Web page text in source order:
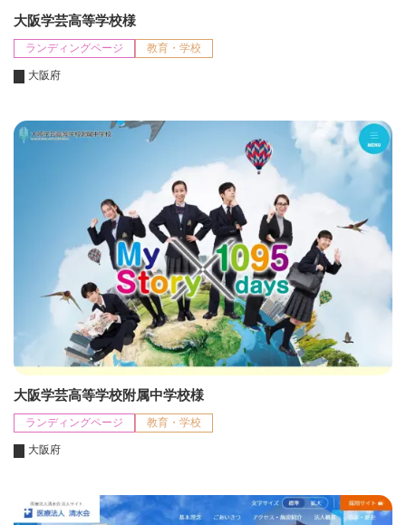
大阪学芸高等学校様
ランディングページ 教育・学校
大阪府
大阪学芸高等学校附属中学校様
ランディングページ 教育・学校
大阪府